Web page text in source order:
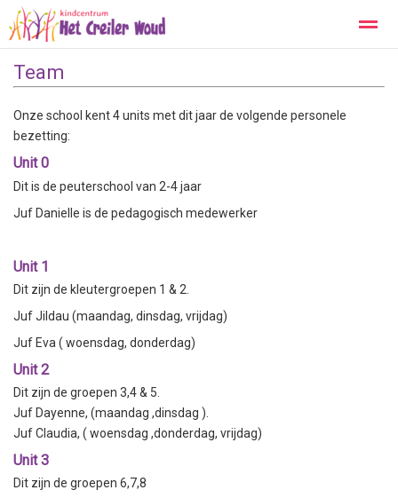
Kopwerk
Home
Team
Onze school kent 4 units met dit jaar de volgende personele
bezetting:
Unit 0
Dit is de peuterschool van 2-4 jaar
Juf Danielle is de pedagogisch medewerker
Unit 1
Dit zijn de kleutergroepen 1 & 2.
Juf Jildau (maandag, dinsdag, vrijdag)
Juf Eva ( woensdag, donderdag)
Unit 2
Dit zijn de groepen 3,4 & 5.
Juf Dayenne, (maandag ,dinsdag ).
Juf Claudia, ( woensdag ,donderdag, vrijdag)
Unit 3
Dit zijn de groepen 6,7,8